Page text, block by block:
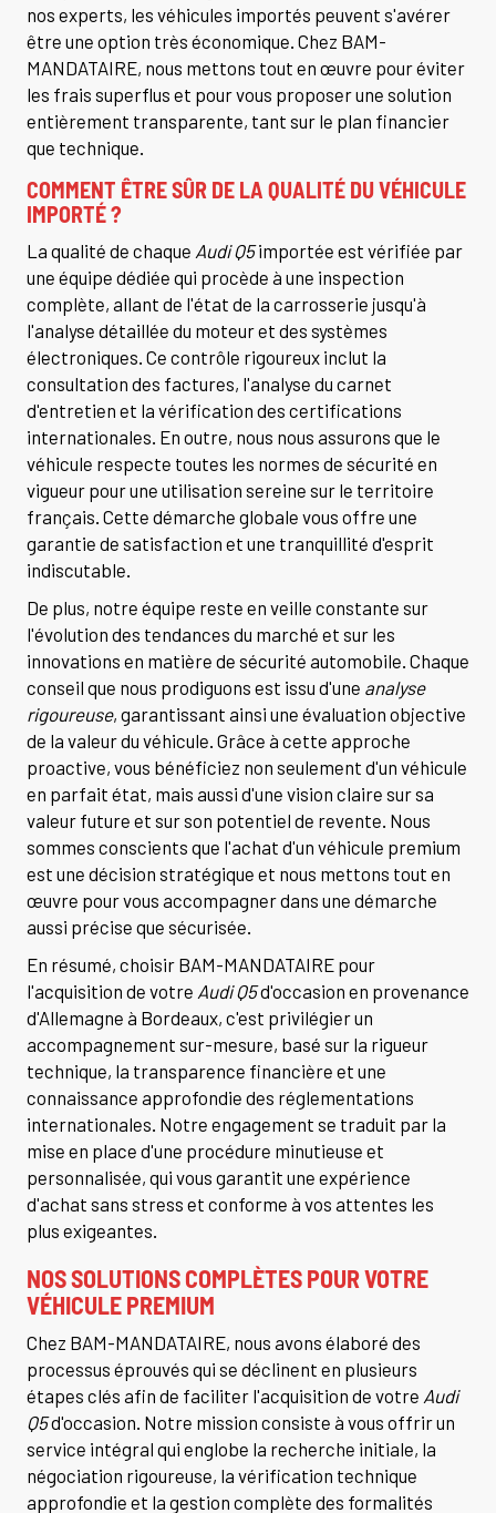
nos experts, les véhicules importés peuvent s'avérer
être une option très économique. Chez BAM-
MANDATAIRE, nous mettons tout en œuvre pour éviter
les frais superflus et pour vous proposer une solution
entièrement transparente, tant sur le plan financier
que technique.
COMMENT ÊTRE SÛR DE LA QUALITÉ DU VÉHICULE
IMPORTÉ ?
La qualité de chaque Audi Q5importée est vérifiée par
une équipe dédiée qui procède à une inspection
complète, allant de l'état de la carrosserie jusqu'à
l'analyse détaillée du moteur et des systèmes
électroniques. Ce contrôle rigoureux inclut la
consultation des factures, l'analyse du carnet
d'entretien et la vérification des certifications
internationales. En outre, nous nous assurons que le
véhicule respecte toutes les normes de sécurité en
vigueur pour une utilisation sereine sur le territoire
français. Cette démarche globale vous offre une
garantie de satisfaction et une tranquillité d'esprit
indiscutable.
De plus, notre équipe reste en veille constante sur
l'évolution des tendances du marché et sur les
innovations en matière de sécurité automobile. Chaque
conseil que nous prodiguons est issu d'une analyse
rigoureuse, garantissant ainsi une évaluation objective
de la valeur du véhicule. Grâce à cette approche
proactive, vous bénéficiez non seulement d'un véhicule
en parfait état, mais aussi d'une vision claire sur sa
valeur future et sur son potentiel de revente. Nous
sommes conscients que l'achat d'un véhicule premium
est une décision stratégique et nous mettons tout en
œuvre pour vous accompagner dans une démarche
aussi précise que sécurisée.
En résumé, choisir BAM-MANDATAIRE pour
l'acquisition de votre Audi Q5d'occasion en provenance
d'Allemagne à Bordeaux, c'est privilégier un
accompagnement sur-mesure, basé sur la rigueur
technique, la transparence financière et une
connaissance approfondie des réglementations
internationales. Notre engagement se traduit par la
mise en place d'une procédure minutieuse et
personnalisée, qui vous garantit une expérience
d'achat sans stress et conforme à vos attentes les
plus exigeantes.
NOS SOLUTIONS COMPLÈTES POUR VOTRE
VÉHICULE PREMIUM
Chez BAM-MANDATAIRE, nous avons élaboré des
processus éprouvés qui se déclinent en plusieurs
étapes clés afin de faciliter l'acquisition de votre Audi
Q5d'occasion. Notre mission consiste à vous offrir un
service intégral qui englobe la recherche initiale, la
négociation rigoureuse, la vérification technique
approfondie et la gestion complète des formalités